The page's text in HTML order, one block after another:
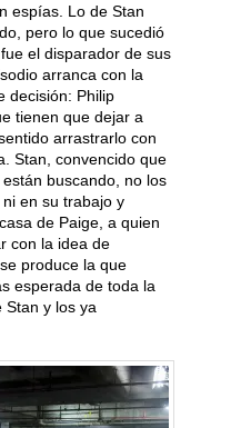
espías. Lo de Stan
pero lo que sucedió
el disparador de sus
arranca con la
decisión: Philip
tienen que dejar a
arrastrarlo con
Stan, convencido que
buscando, no los
en su trabajo y
de Paige, a quien
con la idea de
produce la que
esperada de toda la
Stan y los ya